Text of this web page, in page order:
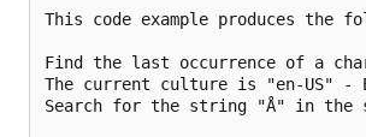
This code example produces the
Find the last occurrence of a
The current culture is "en-US" -
Search for the string "Å" in the